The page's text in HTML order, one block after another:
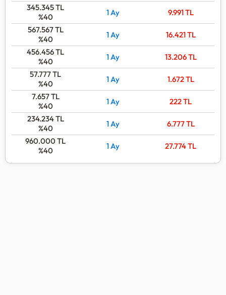
345.345TL
%40
1 Ay 9.991TL
567.567TL
%40
1 Ay 16.421TL
456.456TL
%40
1 Ay 13.206TL
57.777TL
%40
1 Ay 1.672TL
7.657TL
%40
1 Ay 222TL
234.234TL
%40
1 Ay 6.777TL
960.000TL
%40
1 Ay 27.774TL